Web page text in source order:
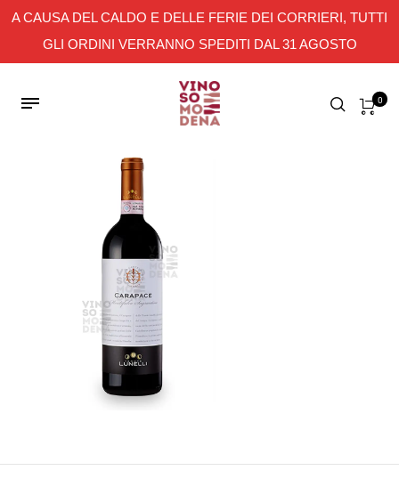
A CAUSA DEL CALDO E DELLE FERIE DEI CORRIERI, TUTTI
GLI ORDINI VERRANNO SPEDITI DAL 31 AGOSTO
0